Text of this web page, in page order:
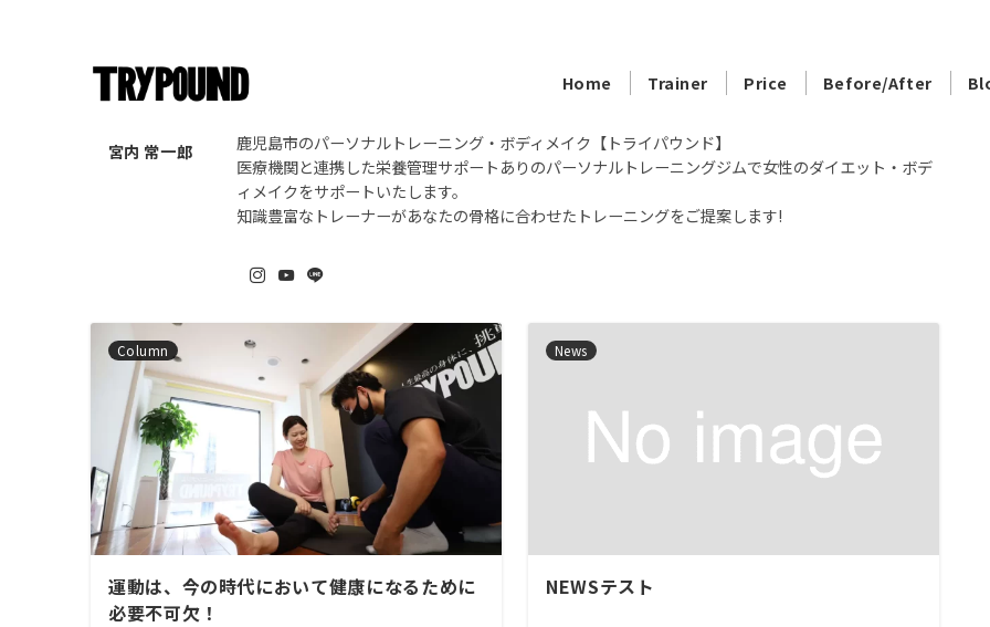
Home Trainer Price Before/After
TRYPOUND 宮内 常一郎
宮内 常一郎
鹿児島市のパーソナルトレーニング・ボディメイク【トライパウンド】
医療機関と連携した栄養管理サポートありのパーソナルトレーニングジムで女性のダイエット・ボデ
ィメイクをサポートいたします。
知識豊富なトレーナーがあなたの骨格に合わせたトレーニングをご提案します!
Column
運動は、今の時代において健康になるために
必要不可欠！
News
NEWSテスト